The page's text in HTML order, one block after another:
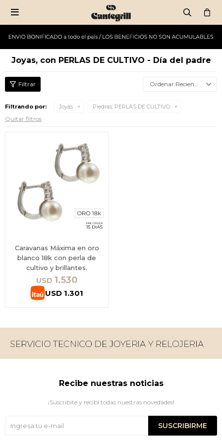

Joyas, con PERLAS DE CULTIVO - Día del padre
Recientes
Filtrando por: Joyas Piedras: PERLAS DE CULTIVO
Quitar filtros
Caravanas Máxima en oro
blanco 18k con perla de
cultivo y brillantes.
USD 1.530
USD 1.301
Recibe nuestras noticias
¡Suscribite y recibí todas nuestras novedades!
SUSCRIBIRME